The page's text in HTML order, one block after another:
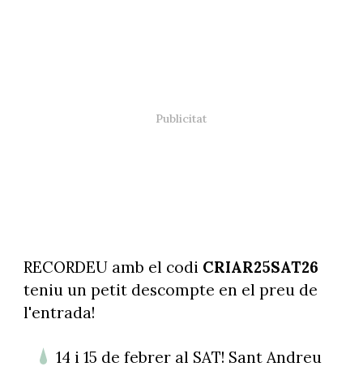
RECORDEU amb el codi CRIAR25SAT26
teniu un petit descompte en el preu de
l'entrada!
14 i 15 de febrer al SAT! Sant Andreu